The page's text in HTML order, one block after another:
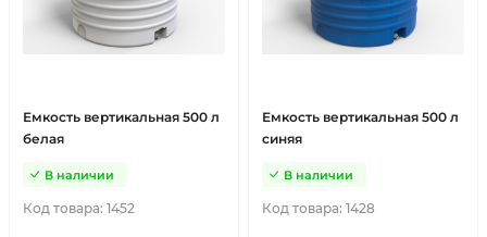
Емкость вертикальная 500 л
белая
Код товара: 1452
В наличии
Емкость вертикальная 500 л
синяя
Код товара: 1428
В наличии